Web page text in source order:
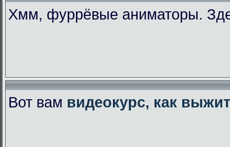
Хмм, фуррёвые аниматоры.
Вот вам видеокурс, как